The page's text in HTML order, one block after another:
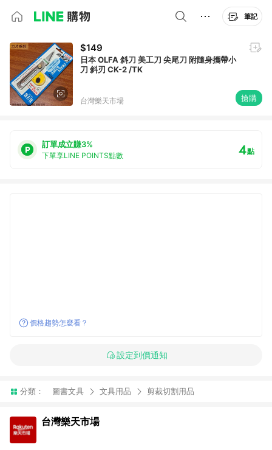
筆記
$149
日本 OLFA 斜刀 美工刀 尖尾刀 附隨身攜帶小
刀 斜刃 CK-2 /TK
台灣樂天市場 搶購
訂單成立賺3%
下單享LINE POINTS點數 4點
價格趨勢怎麼看？
設定到價通知
分類： 圖書文具 文具用品 剪裁切割用品
台灣樂天市場